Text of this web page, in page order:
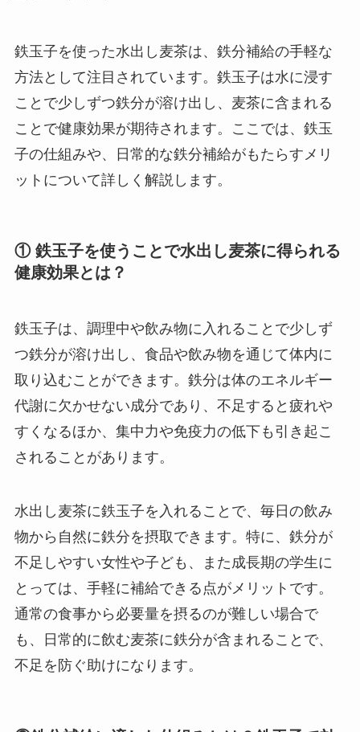
鉄玉子を使った水出し麦茶は、鉄分補給の手軽な
方法として注目されています。鉄玉子は水に浸す
ことで少しずつ鉄分が溶け出し、麦茶に含まれる
ことで健康効果が期待されます。ここでは、鉄玉
子の仕組みや、日常的な鉄分補給がもたらすメリ
ットについて詳しく解説します。
① 鉄玉子を使うことで水出し麦茶に得られる
健康効果とは？
鉄玉子は、調理中や飲み物に入れることで少しず
つ鉄分が溶け出し、食品や飲み物を通じて体内に
取り込むことができます。鉄分は体のエネルギー
代謝に欠かせない成分であり、不足すると疲れや
すくなるほか、集中力や免疫力の低下も引き起こ
されることがあります。
水出し麦茶に鉄玉子を入れることで、毎日の飲み
物から自然に鉄分を摂取できます。特に、鉄分が
不足しやすい女性や子ども、また成長期の学生に
とっては、手軽に補給できる点がメリットです。
通常の食事から必要量を摂るのが難しい場合で
も、日常的に飲む麦茶に鉄分が含まれることで、
不足を防ぐ助けになります。